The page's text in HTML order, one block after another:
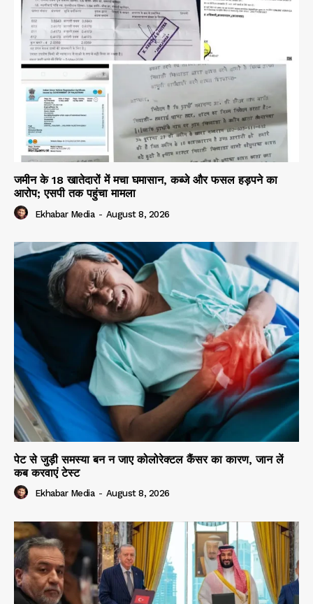
जमीन के 18 खातेदारों में मचा घमासान, कब्जे और फसल हड़पने का
आरोप; एसपी तक पहुंचा मामला
Ekhabar Media - August 8, 2026
पेट से जुड़ी समस्या बन न जाए कोलोरेक्टल कैंसर का कारण, जान लें
कब करवाएं टेस्ट
Ekhabar Media - August 8, 2026